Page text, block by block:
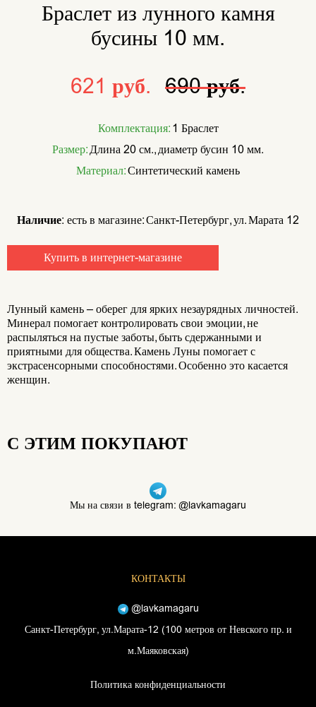
Браслет из лунного камня
бусины 10 мм.
621 руб.
690 руб.
Комплектация:1 Браслет
Размер:Длина 20 см., диаметр бусин 10 мм.
Материал:Синтетический камень
Наличие: есть в магазине: Санкт-Петербург, ул. Марата 12
Купить в интернет-магазине
Лунный камень – оберег для ярких незаурядных личностей.
Минерал помогает контролировать свои эмоции, не
распыляться на пустые заботы, быть сдержанными и
приятными для общества. Камень Луны помогает с
экстрасенсорными способностями. Особенно это касается
женщин.
С ЭТИМ ПОКУПАЮТ
Мы на связи в telegram: @lavkamagaru
КОНТАКТЫ
@lavkamagaru
Санкт-Петербург, ул.Марата-12 (100 метров от Невского пр. и
м.Маяковская)
Политика конфиденциальности